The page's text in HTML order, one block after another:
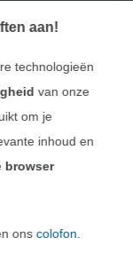
de naar de
aan!
technologieën
van onze
om je
inhoud en
browser
ons colofon